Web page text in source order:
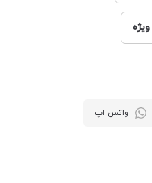
ویژه
واتس اپ